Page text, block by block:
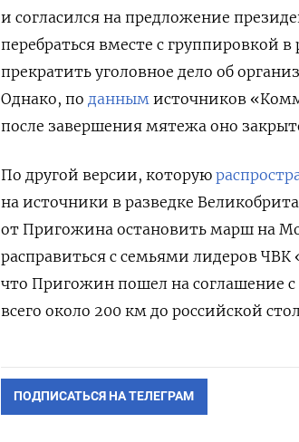
и согласился на предложение
перебраться вместе с группировкой
прекратить уголовное дело об
Однако, по данным источников
после завершения мятежа оно
По другой версии, которую
на источники в разведке
от Пригожина остановить марш на
расправиться с семьями лидеров
что Пригожин пошел на соглашение с
всего около 200 км до российской
ПОДПИСАТЬСЯ НА ТЕЛЕГРАМ